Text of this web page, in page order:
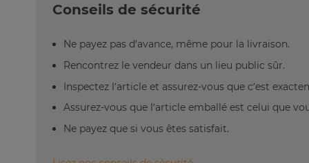
Conseils de sécurité
Ne payez pas d’avance, même pour la livraison.
Rencontrez le vendeur dans un lieu public sûr.
Inspectez l’article et assurez-vous que c’est
Assurez-vous que l’article emballé est celui que
Ne payez que si vous êtes satisfait.